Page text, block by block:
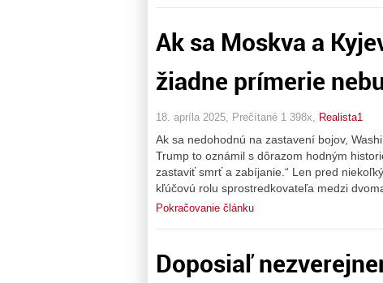
Ak sa Moskva a
žiadne prímerie
18. apríla 2025, Prečítané 1 398x, Realista1
Ak sa nedohodnú na zastavení bojov,
Trump to oznámil s dôrazom hodným
zastaviť smrť a zabíjanie.“ Len pred
kľúčovú rolu sprostredkovateľa medzi
Pokračovanie článku
Doposiaľ